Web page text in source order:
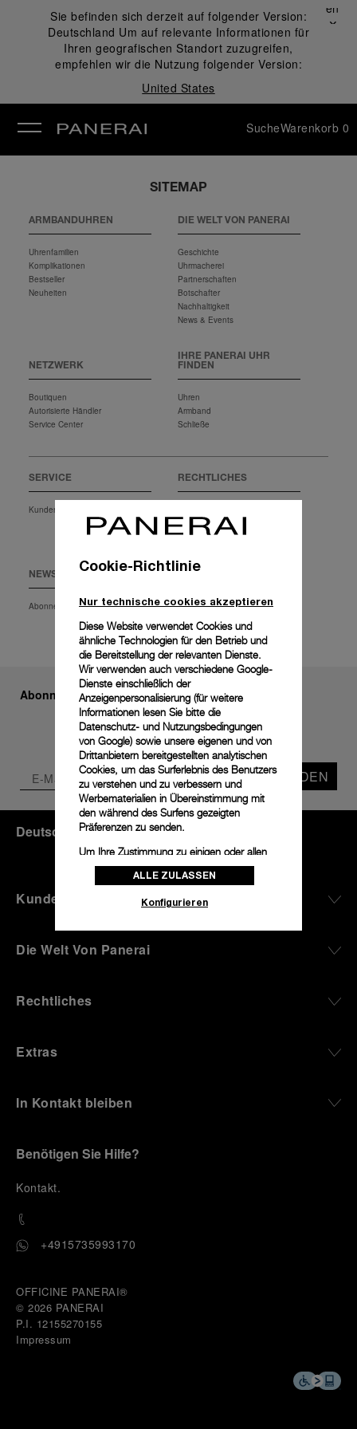
Sie befinden sich derzeit auf folgender Version:
Deutschland Um auf relevante Informationen für
Ihren geografischen Standort zuzugreifen,
empfehlen wir die Nutzung folgender Version:
United States
Schließen
✕
SucheWarenkorb 0
SITEMAP
ARMBANDUHREN
Uhrenfamilien
Komplikationen
Bestseller
Neuheiten
DIE WELT VON PANERAI
Geschichte
Uhrmacherei
Partnerschaften
Botschafter
Nachhaltigkeit
News & Events
NETZWERK
Boutiquen
Autorisierte Händler
Service Center
IHRE PANERAI UHR
FINDEN
Uhren
Armband
Schließe
SERVICE
Kundenservice
RECHTLICHES
Datenschutzbestimmungen
Verkaufsbedingungen
NEWSLETTER
Abonnement
Herunterladen
FAQ
Abonnieren Sie unseren Newsletter
SENDEN
Deutschland(EUR €)- DE
Kundenservice
Die Welt Von Panerai
Rechtliches
Extras
In Kontakt bleiben
Benötigen Sie Hilfe?
Kontakt.
+4915735993170
OFFICINE PANERAI®
© 2026 PANERAI
P.I. 12155270155
Impressum
Cookie-Richtlinie
Nur technische cookies akzeptieren
Diese Website verwendet Cookies und
ähnliche Technologien für den Betrieb und
die Bereitstellung der relevanten Dienste.
Wir verwenden auch verschiedene Google-
Dienste einschließlich der
Anzeigenpersonalisierung (für weitere
Informationen lesen Sie bitte die
Datenschutz- und Nutzungsbedingungen
von Google) sowie unsere eigenen und von
Drittanbietern bereitgestellten analytischen
Cookies, um das Surferlebnis des Benutzers
zu verstehen und zu verbessern und
Werbematerialien in Übereinstimmung mit
den während des Surfens gezeigten
Präferenzen zu senden.
Um Ihre Zustimmung zu einigen oder allen
Cookies zu ändern oder zu widerrufen,
klicken Sie auf „Konfigurieren“, oder lesen
Klicken Sie auf „Alle zulassen“, um Ihr
Einverständnis für die Verwendung der oben
akzeptieren“, um Ihr Einverständnis zu
ALLE ZULASSEN
Konfigurieren